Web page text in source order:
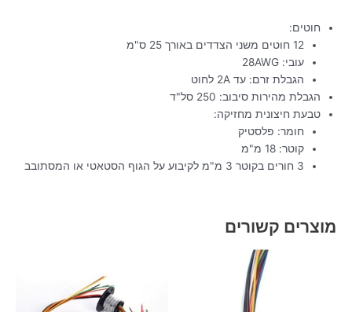
חוטים:
12 חוטים משני הצדדים באורך 25 ס"מ
עובי: 28AWG
הגבלת זרם: עד 2A לחוט
הגבלת מהירות סיבוב: 250 סל"ד
טבעת חיצונית מחזיקה:
חומר: פלסטיק
קוטר: 18 מ"מ
3 חורים בקוטר 3 מ"מ לקיבוע על הגוף הסטאטי או המסתובב
מוצרים קשורים